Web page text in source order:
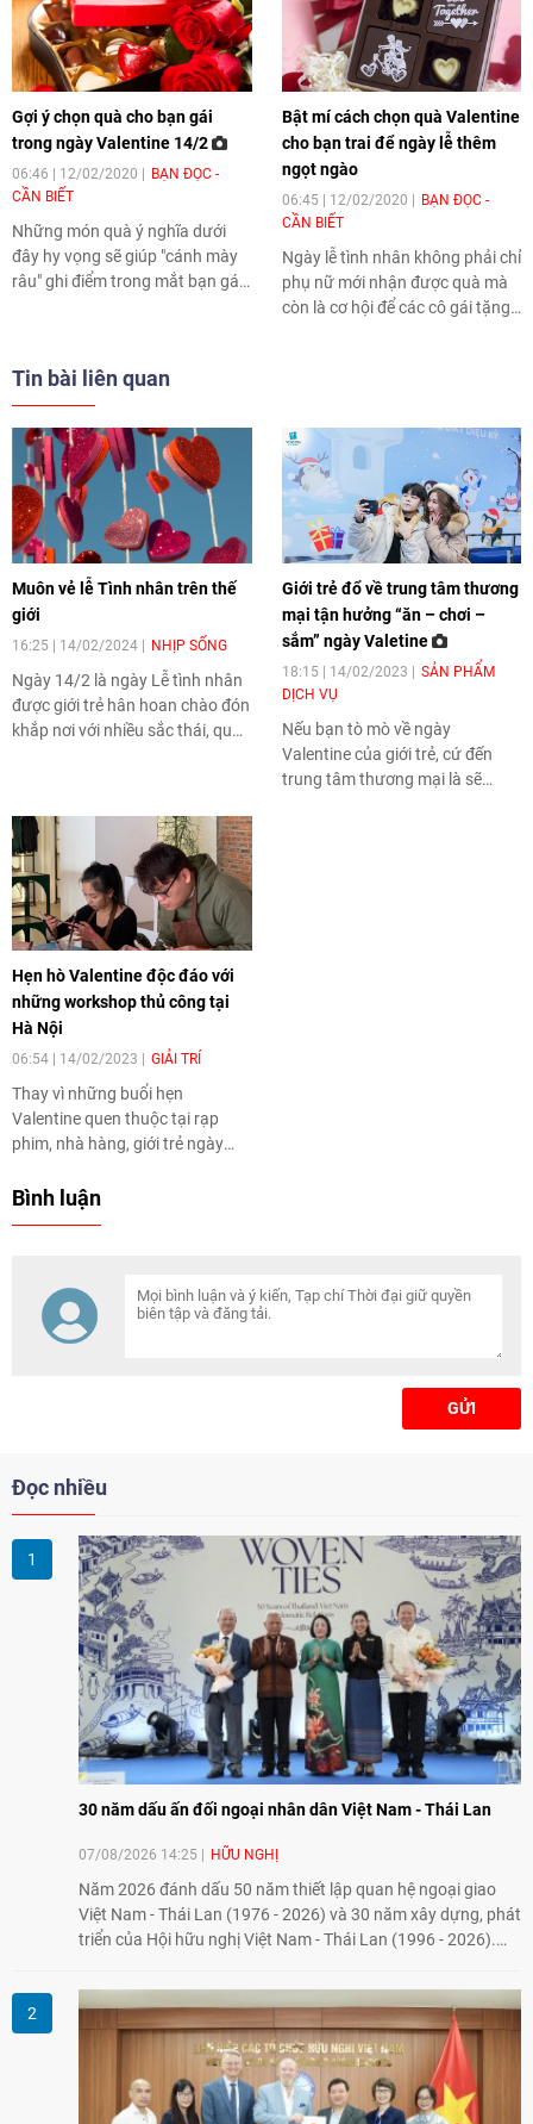
Gợi ý chọn quà cho bạn gái
trong ngày Valentine 14/2
06:46 | 12/02/2020
BẠN ĐỌC -
CẦN BIẾT
Những món quà ý nghĩa dưới
đây hy vọng sẽ giúp "cánh mày
râu" ghi điểm trong mắt bạn gái,
Bật mí cách chọn quà Valentine
cho bạn trai để ngày lễ thêm
ngọt ngào
06:45 | 12/02/2020
BẠN ĐỌC -
CẦN BIẾT
Ngày lễ tình nhân không phải chỉ
phụ nữ mới nhận được quà mà
còn là cơ hội để các cô gái tặng
Tin bài liên quan
Muôn vẻ lễ Tình nhân trên thế
giới
16:25 | 14/02/2024 NHỊP SỐNG
Ngày 14/2 là ngày Lễ tình nhân
được giới trẻ hân hoan chào đón
khắp nơi với nhiều sắc thái, quan
Giới trẻ đổ về trung tâm thương
mại tận hưởng “ăn – chơi –
sắm” ngày Valetine
18:15 | 14/02/2023
SẢN PHẨM
DỊCH VỤ
Nếu bạn tò mò về ngày
Valentine của giới trẻ, cứ đến
trung tâm thương mại là sẽ
Hẹn hò Valentine độc đáo với
những workshop thủ công tại
Hà Nội
06:54 | 14/02/2023 GIẢI TRÍ
Thay vì những buổi hẹn
Valentine quen thuộc tại rạp
phim, nhà hàng, giới trẻ ngày
trải nghiệm mới lạ như cùng
Bình luận
GỬI
Đọc nhiều
30 năm dấu ấn đối ngoại nhân dân Việt Nam - Thái Lan
07/08/2026 14:25 HỮU NGHỊ
Năm 2026 đánh dấu 50 năm thiết lập quan hệ ngoại giao
Việt Nam - Thái Lan (1976 - 2026) và 30 năm xây dựng, phát
triển của Hội hữu nghị Việt Nam - Thái Lan (1996 - 2026).
tình hữu nghị, đồng thời từng bước mở rộng hoạt động từ
giao lưu truyền thống sang kết nối địa phương, doanh
nghiệp, giáo dục, văn hóa và thế hệ trẻ, góp phần tăng
cường sự hiểu biết và hợp tác giữa nhân dân hai nước.